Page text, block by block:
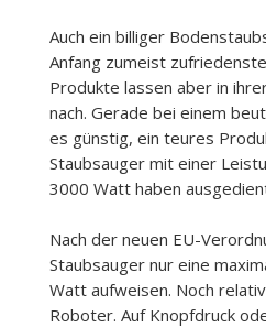
Auch ein billiger
Anfang zumeist
Produkte lassen aber in
nach. Gerade bei einem
es günstig, ein teures
Staubsauger mit einer
3000 Watt haben
Nach der neuen EU-
Staubsauger nur eine
Watt aufweisen. Noch
Roboter. Auf Knopfdruck